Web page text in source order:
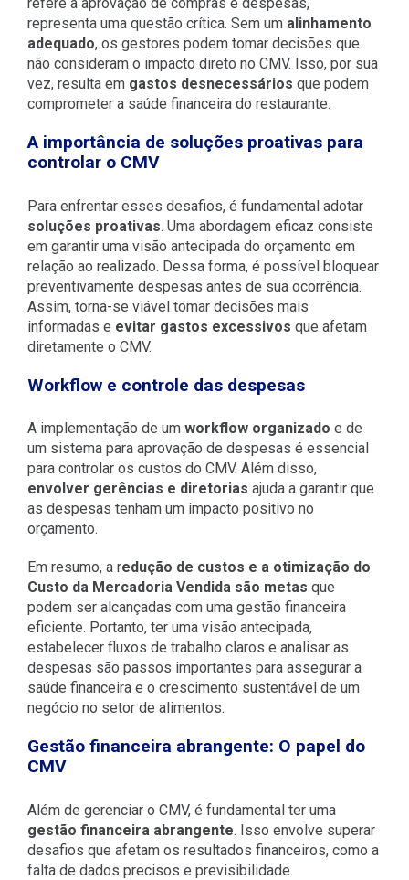
representa uma questão crítica. Sem um alinhamento
adequado, os gestores podem tomar decisões que
não consideram o impacto direto no CMV. Isso, por sua
vez, resulta em gastos desnecessários que podem
comprometer a saúde financeira do restaurante.
A importância de soluções proativas para
controlar o CMV
Para enfrentar esses desafios, é fundamental adotar
soluções proativas. Uma abordagem eficaz consiste
em garantir uma visão antecipada do orçamento em
relação ao realizado. Dessa forma, é possível bloquear
preventivamente despesas antes de sua ocorrência.
Assim, torna-se viável tomar decisões mais
informadas e evitar gastos excessivos que afetam
diretamente o CMV.
Workflow e controle das despesas
A implementação de um workflow organizado e de
um sistema para aprovação de despesas é essencial
para controlar os custos do CMV. Além disso,
envolver gerências e diretorias ajuda a garantir que
as despesas tenham um impacto positivo no
orçamento.
Em resumo, a redução de custos e a otimização do
Custo da Mercadoria Vendida são metas que
podem ser alcançadas com uma gestão financeira
eficiente. Portanto, ter uma visão antecipada,
estabelecer fluxos de trabalho claros e analisar as
despesas são passos importantes para assegurar a
saúde financeira e o crescimento sustentável de um
negócio no setor de alimentos.
Gestão financeira abrangente: O papel do
CMV
Além de gerenciar o CMV, é fundamental ter uma
gestão financeira abrangente. Isso envolve superar
desafios que afetam os resultados financeiros, como a
falta de dados precisos e previsibilidade.